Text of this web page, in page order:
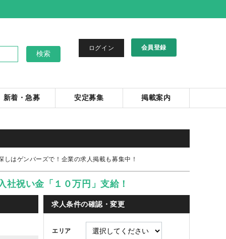
ログイン 会員登録
新着・急募 安定募集 掲載案内
はゲンバーズで！企業の求人掲載も募集中！
社祝い金「１０万円」支給！
求人条件の確認・変更
エリア